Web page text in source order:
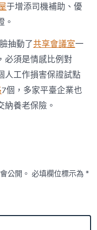
于增添司機補助、優
。
抽動了共享會議室一
必須是情感比例對
人工作損害保證試點
7個，多家平臺企業也
納養老保險。
公開。 必填欄位標示為*